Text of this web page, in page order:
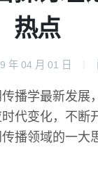
热点
年 04 月 01 日
播学最新发展
代变化，不断
播领域的一大